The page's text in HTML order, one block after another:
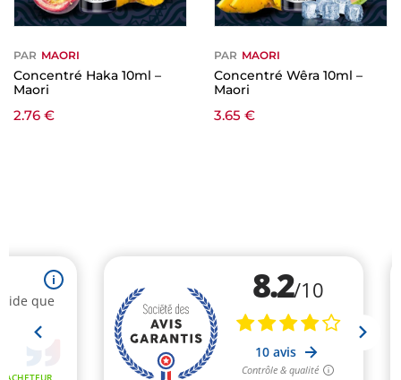
PAR MAORI
Concentré Haka 10ml –
Maori
2.76 €
PAR MAORI
Concentré Wêra 10ml –
Maori
3.65 €